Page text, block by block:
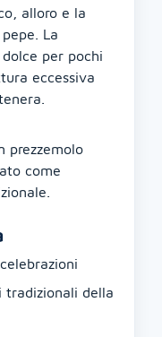
alloro e la
La
per pochi
eccessiva
prezzemolo
come
tradizionali della